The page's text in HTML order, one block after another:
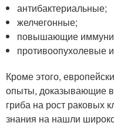
антибактериальные;
желчегонные;
повышающие
противоопухолевые
Кроме этого,
опыты, доказывающие
гриба на рост раковых
знания на нашли